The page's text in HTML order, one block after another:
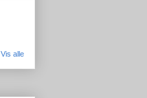
Vis alle